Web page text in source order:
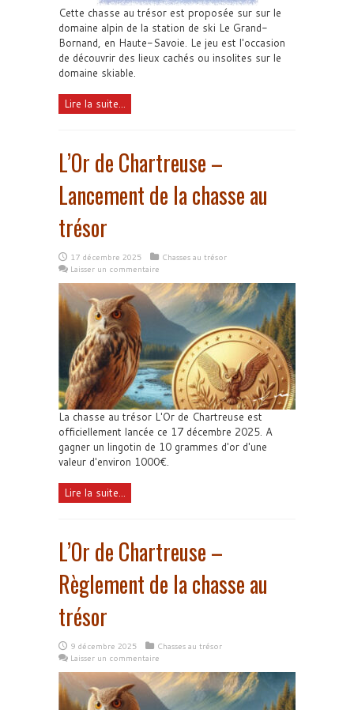
Cette chasse au trésor est proposée sur sur le
domaine alpin de la station de ski Le Grand-
Bornand, en Haute-Savoie. Le jeu est l'occasion
de découvrir des lieux cachés ou insolites sur le
domaine skiable.
Lire la suite...
L’Or de Chartreuse –
Lancement de la chasse au
trésor
17 décembre 2025
Chasses au trésor
Laisser un commentaire
La chasse au trésor L'Or de Chartreuse est
officiellement lancée ce 17 décembre 2025. A
gagner un lingotin de 10 grammes d'or d'une
valeur d'environ 1000€.
Lire la suite...
L’Or de Chartreuse –
Règlement de la chasse au
trésor
9 décembre 2025
Chasses au trésor
Laisser un commentaire